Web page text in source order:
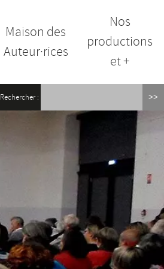
Maison des
Auteur·rices
Nos
productions
et +
Rechercher :